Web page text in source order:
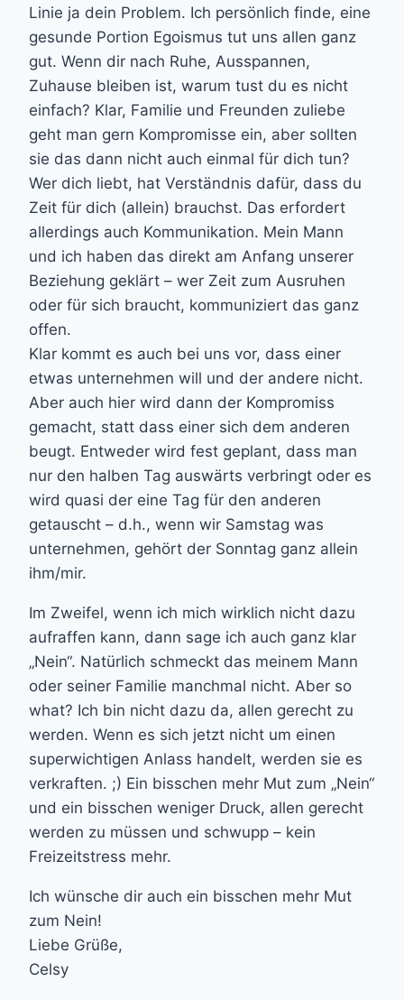
Linie ja dein Problem. Ich persönlich finde, eine
gesunde Portion Egoismus tut uns allen ganz
gut. Wenn dir nach Ruhe, Ausspannen,
Zuhause bleiben ist, warum tust du es nicht
einfach? Klar, Familie und Freunden zuliebe
geht man gern Kompromisse ein, aber sollten
sie das dann nicht auch einmal für dich tun?
Wer dich liebt, hat Verständnis dafür, dass du
Zeit für dich (allein) brauchst. Das erfordert
allerdings auch Kommunikation. Mein Mann
und ich haben das direkt am Anfang unserer
Beziehung geklärt – wer Zeit zum Ausruhen
oder für sich braucht, kommuniziert das ganz
offen.
Klar kommt es auch bei uns vor, dass einer
etwas unternehmen will und der andere nicht.
Aber auch hier wird dann der Kompromiss
gemacht, statt dass einer sich dem anderen
beugt. Entweder wird fest geplant, dass man
nur den halben Tag auswärts verbringt oder es
wird quasi der eine Tag für den anderen
getauscht – d.h., wenn wir Samstag was
unternehmen, gehört der Sonntag ganz allein
ihm/mir.
Im Zweifel, wenn ich mich wirklich nicht dazu
aufraffen kann, dann sage ich auch ganz klar
„Nein“. Natürlich schmeckt das meinem Mann
oder seiner Familie manchmal nicht. Aber so
what? Ich bin nicht dazu da, allen gerecht zu
werden. Wenn es sich jetzt nicht um einen
superwichtigen Anlass handelt, werden sie es
verkraften. ;) Ein bisschen mehr Mut zum „Nein“
und ein bisschen weniger Druck, allen gerecht
werden zu müssen und schwupp – kein
Freizeitstress mehr.
Ich wünsche dir auch ein bisschen mehr Mut
zum Nein!
Liebe Grüße,
Celsy